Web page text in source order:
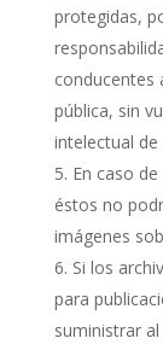
protegidas,
conducentes
pública, sin
intelectual
En caso
éstos no
imágenes
Si los
para
suministrar